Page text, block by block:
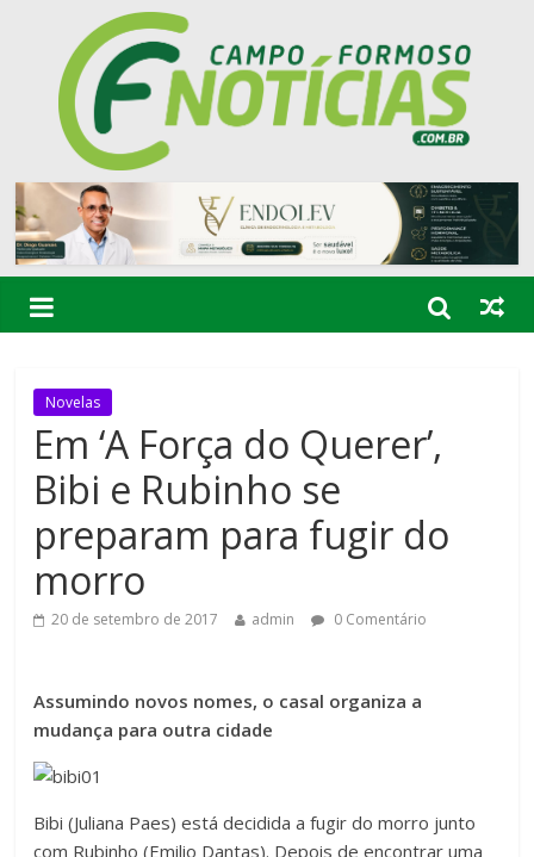
Novelas
Em ‘A Força do Querer’,
Bibi e Rubinho se
preparam para fugir do
morro
20 de setembro de 2017 admin 0 Comentário
Assumindo novos nomes, o casal organiza a
mudança para outra cidade
Bibi (Juliana Paes) está decidida a fugir do morro junto
com Rubinho (Emilio Dantas). Depois de encontrar uma